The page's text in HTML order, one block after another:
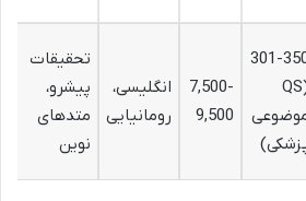
301-
(QS
7,500-
9,500
انگلیسی،
رومانیایی
تحقیقات
پیشرو،
متدهای
نوین